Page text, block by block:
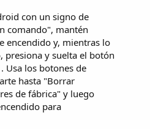
con un signo de
comando", mantén
encendido y, mientras lo
presiona y suelta el botón
Usa los botones de
hasta "Borrar
de fábrica" ​​y luego
para